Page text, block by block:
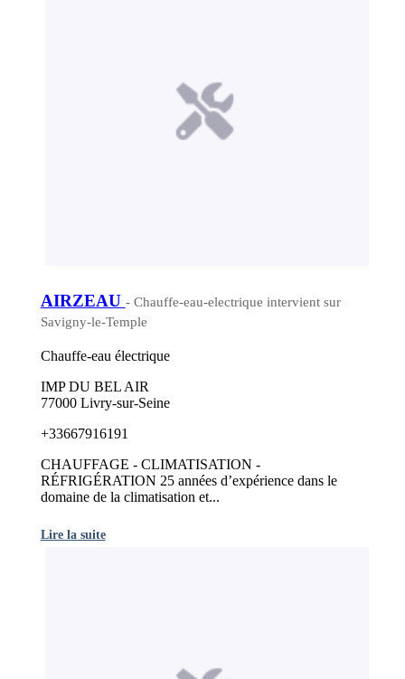
AIRZEAU - Chauffe-eau-electrique intervient sur
Savigny-le-Temple
Chauffe-eau électrique
IMP DU BEL AIR
77000 Livry-sur-Seine
+33667916191
CHAUFFAGE - CLIMATISATION -
RÉFRIGÉRATION 25 années d’expérience dans le
domaine de la climatisation et...
Lire la suite